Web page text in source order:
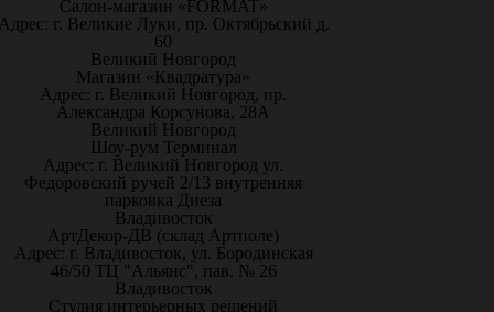
Салон-магазин «FORMAT»
г. Великие Луки, пр. Октябрьский д.
60
Великий Новгород
Магазин «Квадратура»
Адрес: г. Великий Новгород, пр.
Александра Корсунова, 28А
Великий Новгород
Шоу-рум Терминал
Адрес: г. Великий Новгород ул.
Федоровский ручей 2/13 внутренняя
парковка Диеза
Владивосток
АртДекор-ДВ (склад Артполе)
Адрес: г. Владивосток, ул. Бородинская
46/50 ТЦ "Альянс", пав. № 26
Владивосток
Студия интерьерных решений